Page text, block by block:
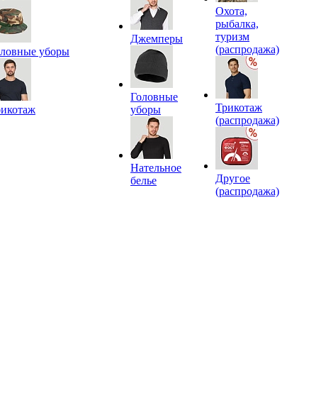
уборы
Джемперы
Головные
уборы
Нательное
белье
Охота,
рыбалка,
туризм
(распродажа)
Трикотаж
(распродажа)
Другое
(распродажа)